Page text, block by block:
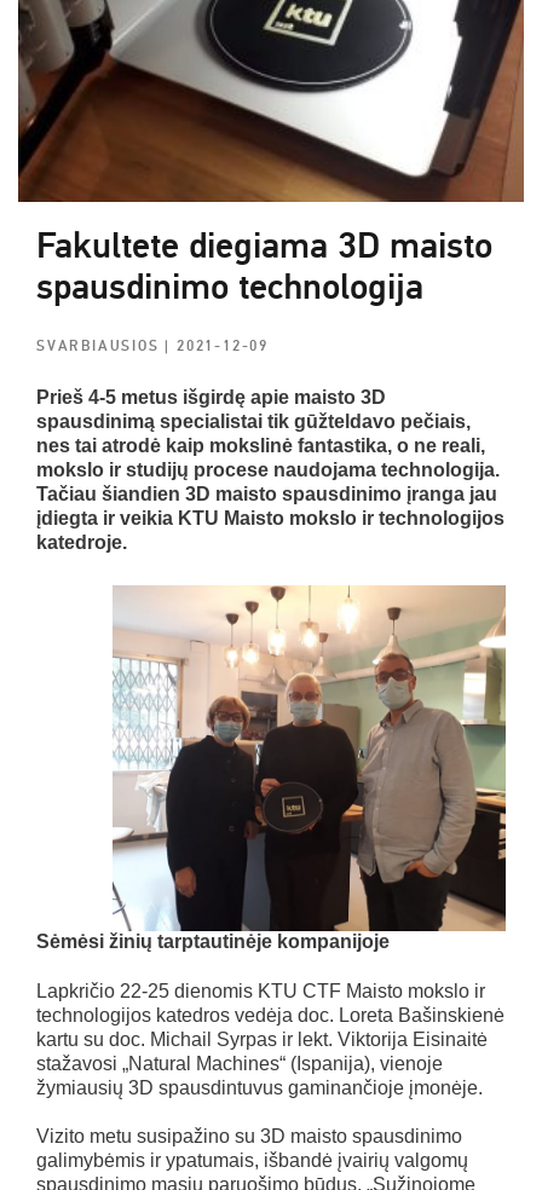
Fakultete diegiama 3D maisto
spausdinimo technologija
SVARBIAUSIOS | 2021-12-09
Prieš 4-5 metus išgirdę apie maisto 3D
spausdinimą specialistai tik gūžteldavo pečiais,
nes tai atrodė kaip mokslinė fantastika, o ne reali,
mokslo ir studijų procese naudojama technologija.
Tačiau šiandien 3D maisto spausdinimo įranga jau
įdiegta ir veikia KTU Maisto mokslo ir technologijos
katedroje.
Sėmėsi žinių tarptautinėje kompanijoje
Lapkričio 22-25 dienomis KTU CTF Maisto mokslo ir
technologijos katedros vedėja doc. Loreta Bašinskienė
kartu su doc. Michail Syrpas ir lekt. Viktorija Eisinaitė
stažavosi „Natural Machines“ (Ispanija), vienoje
žymiausių 3D spausdintuvus gaminančioje įmonėje.
Vizito metu susipažino su 3D maisto spausdinimo
galimybėmis ir ypatumais, išbandė įvairių valgomų
spausdinimo masių paruošimo būdus. „Sužinojome